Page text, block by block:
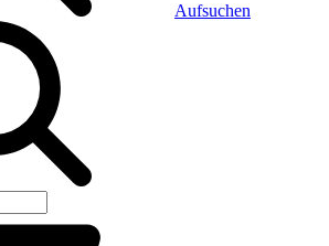
Aufsuchen